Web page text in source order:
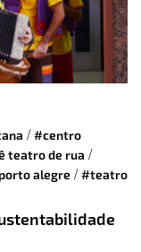
/#centro
teatro de rua /
alegre /#teatro